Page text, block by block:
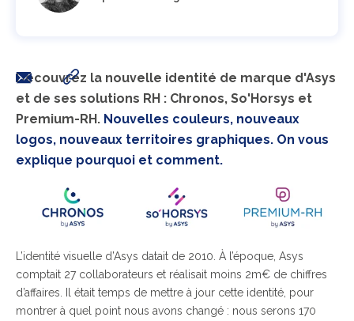
Découvrez la nouvelle identité de marque d'Asys
et de ses solutions RH : Chronos, So'Horsys et
Premium-RH. Nouvelles couleurs, nouveaux
logos, nouveaux territoires graphiques. On vous
explique pourquoi et comment.
L’identité visuelle d’Asys datait de 2010. À l’époque, Asys
comptait 27 collaborateurs et réalisait moins 2m€ de chiffres
d’affaires. Il était temps de mettre à jour cette identité, pour
montrer à quel point nous avons changé : nous serons 170